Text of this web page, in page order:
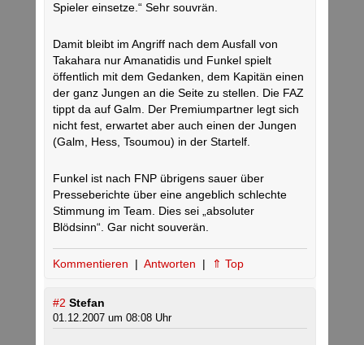
Spieler einsetze.“ Sehr souvrän.
Damit bleibt im Angriff nach dem Ausfall von
Takahara nur Amanatidis und Funkel spielt
öffentlich mit dem Gedanken, dem Kapitän einen
der ganz Jungen an die Seite zu stellen. Die FAZ
tippt da auf Galm. Der Premiumpartner legt sich
nicht fest, erwartet aber auch einen der Jungen
(Galm, Hess, Tsoumou) in der Startelf.
Funkel ist nach FNP übrigens sauer über
Presseberichte über eine angeblich schlechte
Stimmung im Team. Dies sei „absoluter
Blödsinn“. Gar nicht souverän.
Kommentieren | Antworten | ⇑ Top
#2 Stefan
01.12.2007 um 08:08 Uhr